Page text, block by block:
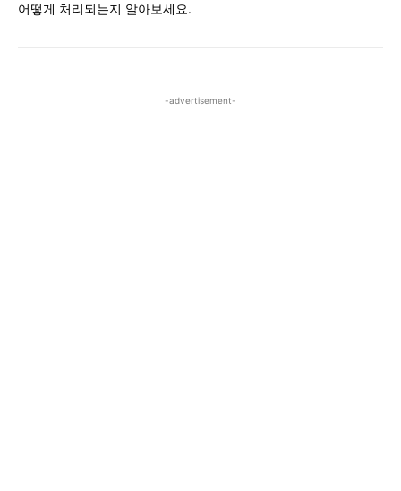
어떻게 처리되는지 알아보세요.
-advertisement-